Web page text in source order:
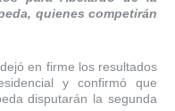
quienes competirán
en firme los resultados
y confirmó que
disputarán la segunda